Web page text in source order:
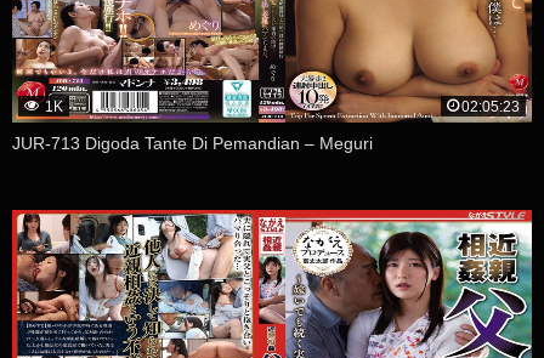
1K 02:05:23
JUR-713 Digoda Tante Di Pemandian – Meguri